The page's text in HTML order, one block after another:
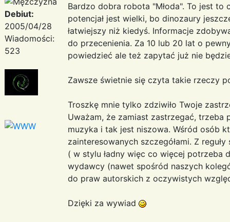
Debiut:
2005/04/28
Wiadomości:
523
Bardzo dobra robota "Młoda". To jest
potencjał jest wielki, bo dinozaury
łatwiejszy niż kiedyś. Informacje
do przecenienia. Za 10 lub 20 lat o
powiedzieć ale też zapytać już nie
Zawsze świetnie się czyta takie rzeczy
Troszkę mnie tylko zdziwiło Twoje
Uważam, że zamiast zastrzegać, trzeba
muzyka i tak jest niszowa. Wśród osób
zainteresowanych szczegółami. Z
( w stylu ładny więc co więcej potrzeba
wydawcy (nawet spośród naszych
do praw autorskich z oczywistych
Dzięki za wywiad